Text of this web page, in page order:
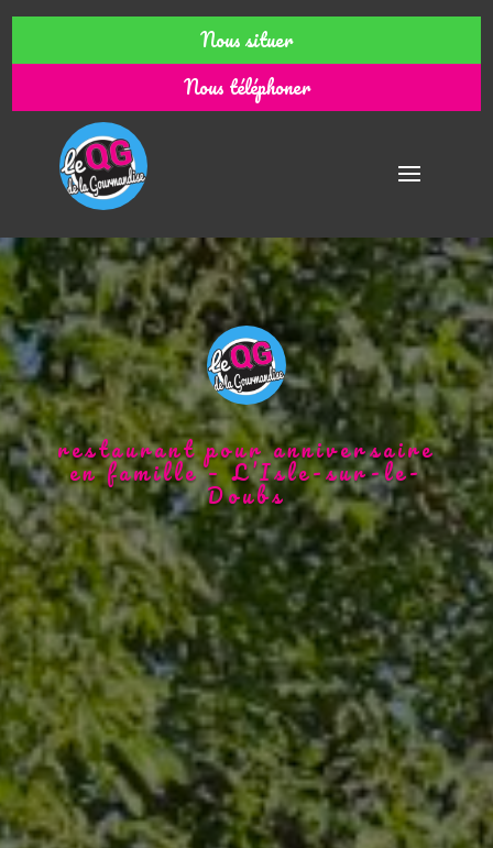
Nous situer
Nous téléphoner
restaurant pour anniversaire
en famille – L’Isle-sur-le-
Doubs